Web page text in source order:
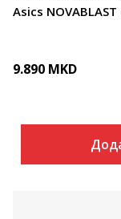
Asics NOVABLAST
9.890 MKD